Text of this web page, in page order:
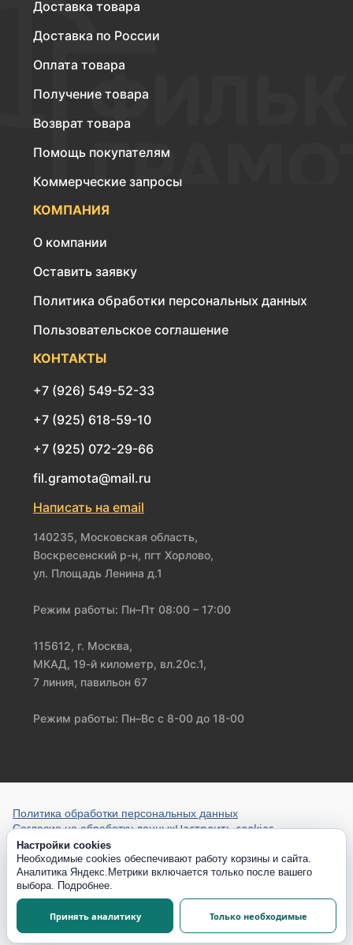
Доставка товара
Доставка по России
Оплата товара
Получение товара
Возврат товара
Помощь покупателям
Коммерческие запросы
КОМПАНИЯ
О компании
Оставить заявку
Политика обработки персональных данных
Пользовательское соглашение
КОНТАКТЫ
+7 (926) 549-52-33
+7 (925) 618-59-10
+7 (925) 072-29-66
fil.gramota@mail.ru
Написать на email
140235, Московская область,
Воскресенский р-н, пгт Хорлово,
ул. Площадь Ленина д.1
Режим работы: Пн–Пт 08:00 – 17:00
115612, г. Москва,
МКАД, 19-й километр, вл.20с.1,
7 линия, павильон 67
Режим работы: Пн–Вс с 8-00 до 18-00
Политика обработки персональных данных
Согласие на обработку данныхНастроить cookies
Настройки cookies
Необходимые cookies обеспечивают работу корзины и сайта.
Аналитика Яндекс.Метрики включается только после вашего
выбора. Подробнее.
Принять аналитику Только необходимые